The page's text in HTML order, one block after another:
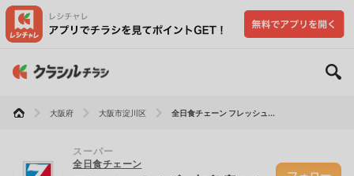
大阪府 大阪市淀川区 全日食チェーン フレッシュ...
スーパー
全日食チェーン